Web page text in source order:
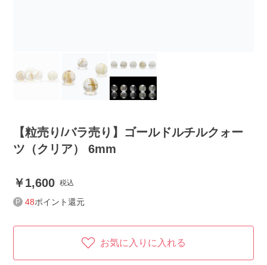
【粒売り/バラ売り】ゴールドルチルクォー
ツ（クリア） 6mm
1,600 税込
48ポイント還元
お気に入りに入れる